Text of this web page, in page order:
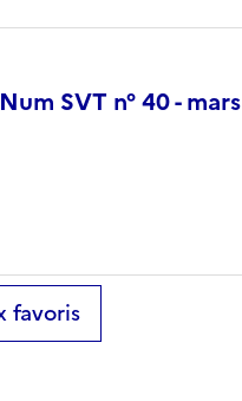
SVT n° 40 - mars
favoris